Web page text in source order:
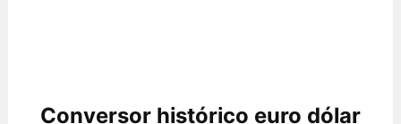
Conversor histórico euro dólar